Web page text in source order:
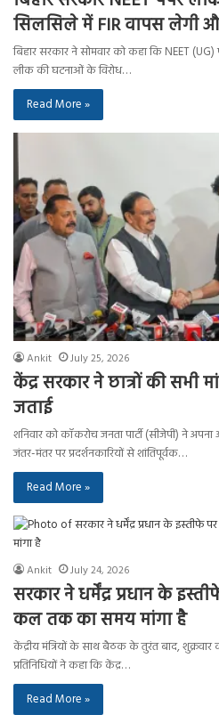
सिलसिले में FIR वापस लेगी और
बिहार सरकार ने सोमवार को कहा कि NEET
लीक की घटनाओं के विरोध…
Read More »
Ankit July 25, 2026
केंद्र सरकार ने छात्रों की सभी
जताई
शनिवार को कॉकरोच जनता पार्टी (सीजेपी) ने
जंतर-मंतर पर प्रदर्शनकारियों से शांतिपूर्वक…
Read More »
Ankit July 24, 2026
सरकार ने धर्मेंद्र प्रधान के
कल तक का समय मांगा है
केंद्रीय मंत्रियों के साथ बैठक के तुरंत बाद, शुक्रवार
प्रतिनिधियों ने कहा कि केंद्र…
Read More »